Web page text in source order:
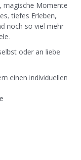
magische Momente
tiefes Erleben,
noch so viel mehr
oder an liebe
einen individuellen